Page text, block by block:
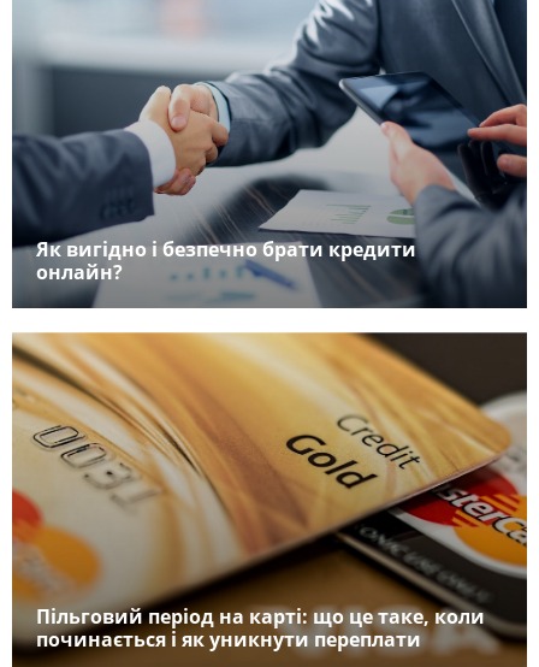
Як вигідно і безпечно брати кредити
онлайн?
Пільговий період на карті: що це таке, коли
починається і як уникнути переплати